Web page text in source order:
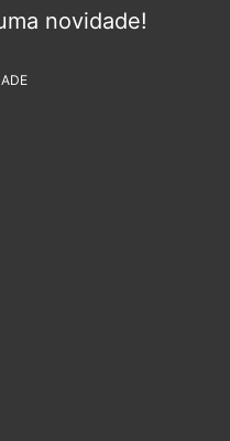
novidade!